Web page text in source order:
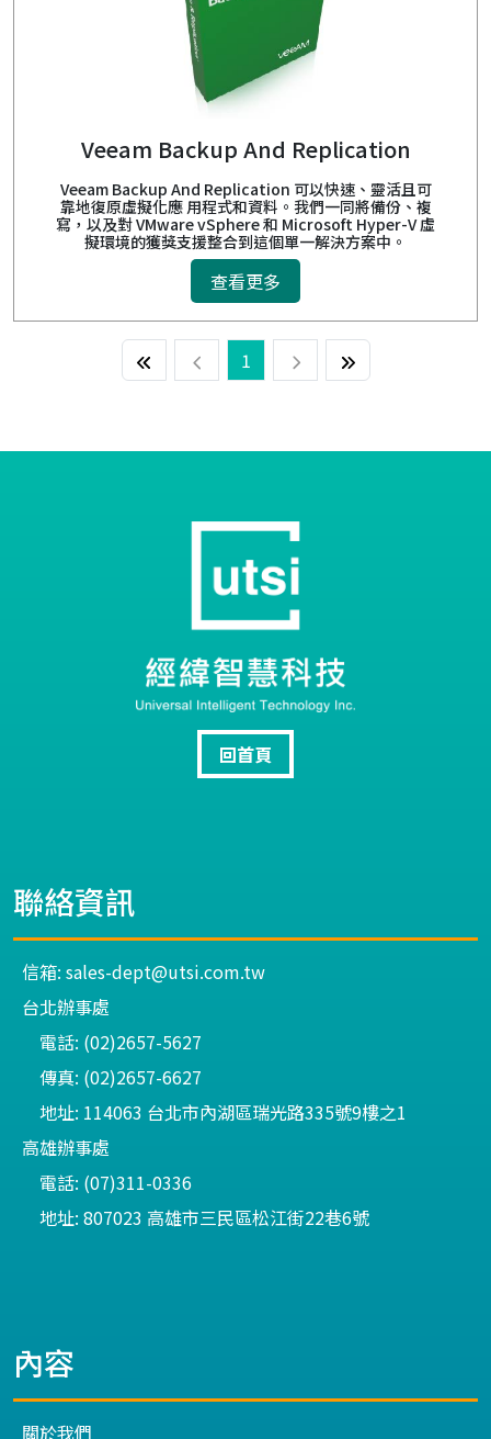
Veeam Backup And Replication
Veeam Backup And Replication 可以快速、靈活且可
靠地復原虛擬化應 用程式和資料。我們一同將備份、複
寫，以及對 VMware vSphere 和 Microsoft Hyper-V 虛
擬環境的獲獎支援整合到這個單一解決方案中。
查看更多
1
回首頁
聯絡資訊
信箱: sales-dept@utsi.com.tw
台北辦事處
電話: (02)2657-5627
傳真: (02)2657-6627
地址: 114063 台北市內湖區瑞光路335號9樓之1
高雄辦事處
電話: (07)311-0336
地址: 807023 高雄市三民區松江街22巷6號
內容
關於我們